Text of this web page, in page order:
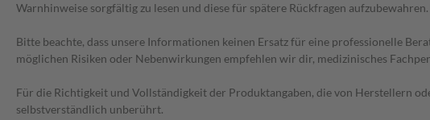
Warnhinweise sorgfältig zu lesen und diese für spätere Rückfragen
Bitte beachte, dass unsere Informationen keinen Ersatz für eine professionelle
möglichen Risiken oder Nebenwirkungen empfehlen wir dir, medizinisches
Für die Richtigkeit und Vollständigkeit der Produktangaben, die von Herstellern
selbstverständlich unberührt.